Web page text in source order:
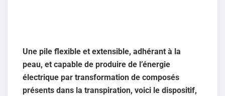
Une pile flexible et extensible, adhérant à la
peau, et capable de produire de l’énergie
électrique par transformation de composés
présents dans la transpiration, voici le dispositif,